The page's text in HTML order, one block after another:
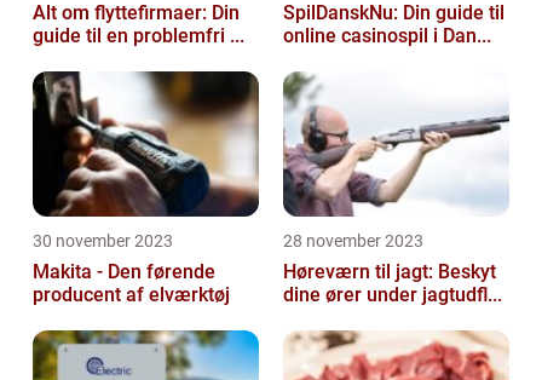
Alt om flyttefirmaer: Din
guide til en problemfri ...
SpilDanskNu: Din guide til
online casinospil i Dan...
30 november 2023
Makita - Den førende
producent af elværktøj
28 november 2023
Høreværn til jagt: Beskyt
dine ører under jagtudfl...